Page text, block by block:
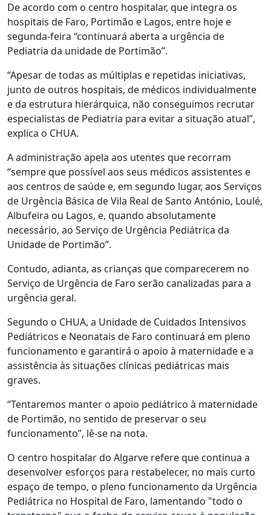
De acordo com o centro hospitalar, que integra os
hospitais de Faro, Portimão e Lagos, entre hoje e
segunda-feira “continuará aberta a urgência de
Pediatria da unidade de Portimão”.
“Apesar de todas as múltiplas e repetidas iniciativas,
junto de outros hospitais, de médicos individualmente
e da estrutura hierárquica, não conseguimos recrutar
especialistas de Pediatria para evitar a situação atual”,
explica o CHUA.
A administração apela aos utentes que recorram
“sempre que possível aos seus médicos assistentes e
aos centros de saúde e, em segundo lugar, aos Serviços
de Urgência Básica de Vila Real de Santo António, Loulé,
Albufeira ou Lagos, e, quando absolutamente
necessário, ao Serviço de Urgência Pediátrica da
Unidade de Portimão”.
Contudo, adianta, as crianças que comparecerem no
Serviço de Urgência de Faro serão canalizadas para a
urgência geral.
Segundo o CHUA, a Unidade de Cuidados Intensivos
Pediátricos e Neonatais de Faro continuará em pleno
funcionamento e garantirá o apoio à maternidade e a
assistência às situações clínicas pediátricas mais
graves.
“Tentaremos manter o apoio pediátrico à maternidade
de Portimão, no sentido de preservar o seu
funcionamento”, lê-se na nota.
O centro hospitalar do Algarve refere que continua a
desenvolver esforços para restabelecer, no mais curto
espaço de tempo, o pleno funcionamento da Urgência
Pediátrica no Hospital de Faro, lamentando "todo o